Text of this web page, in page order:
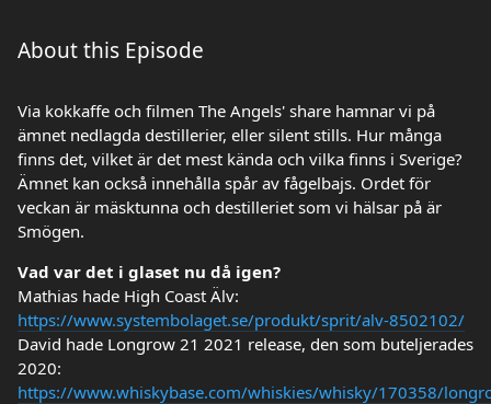
About this Episode
Via kokkaffe och filmen The Angels' share hamnar vi på
ämnet nedlagda destillerier, eller silent stills. Hur många
finns det, vilket är det mest kända och vilka finns i Sverige?
Ämnet kan också innehålla spår av fågelbajs. Ordet för
veckan är mäsktunna och destilleriet som vi hälsar på är
Smögen.
Vad var det i glaset nu då igen?
Mathias hade High Coast Älv:
https://www.systembolaget.se/produkt/sprit/alv-8502102/
David hade Longrow 21 2021 release, den som buteljerades
2020:
https://www.whiskybase.com/whiskies/whisky/170358/